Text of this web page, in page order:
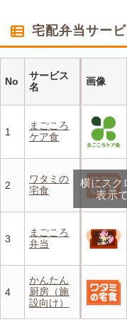
宅配弁当サー
No
サービス
名
画像
1
まごころ
ケア食
2
ワタミの
宅食
3
まごころ
弁当
4
かんたん
厨房（施
設向け）
横にスク
表示